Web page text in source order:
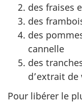
des fraises
des
des
cannelle
des
d’extrait de
Pour libérer le